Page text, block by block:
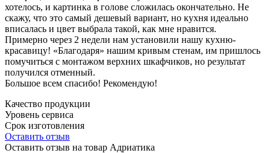
хотелось, и картинка в голове сложилась окончательно. Не
скажу, что это самый дешевый вариант, но кухня идеально
вписалась и цвет выбрала такой, как мне нравится.
Примерно через 2 недели нам установили нашу кухню-
красавицу! «Благодаря» нашим кривым стенам, им пришлось
помучиться с монтажом верхних шкафчиков, но результат
получился отменный.
Большое всем спасибо! Рекомендую!
Качество продукции
Уровень сервиса
Срок изготовления
Оставить отзыв
Оставить отзыв на товар Адриатика